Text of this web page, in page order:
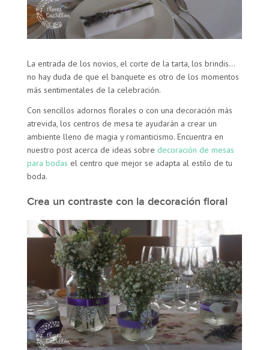
La entrada de los novios, el corte de la tarta, los brindis…
no hay duda de que el banquete es otro de los momentos
más sentimentales de la celebración.
Con sencillos adornos florales o con una decoración más
atrevida, los centros de mesa te ayudarán a crear un
ambiente lleno de magia y romanticismo. Encuentra en
nuestro post acerca de ideas sobre decoración de mesas
para bodas el centro que mejor se adapta al estilo de tu
boda.
Crea un contraste con la decoración floral